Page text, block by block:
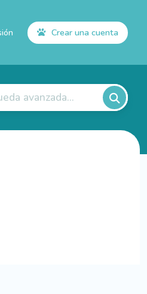
Crear una cuenta
avanzada...